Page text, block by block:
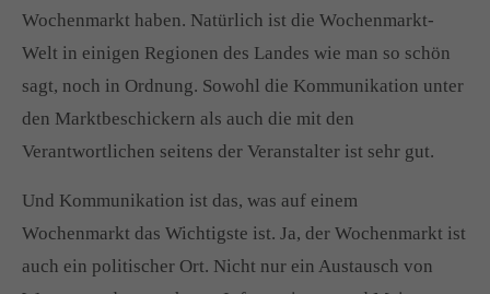
Wochenmarkt haben. Natürlich ist die Wochenmarkt-
Welt in einigen Regionen des Landes wie man so schön
sagt, noch in Ordnung. Sowohl die Kommunikation unter
den Marktbeschickern als auch die mit den
Verantwortlichen seitens der Veranstalter ist sehr gut.
Und Kommunikation ist das, was auf einem
Wochenmarkt das Wichtigste ist. Ja, der Wochenmarkt ist
auch ein politischer Ort. Nicht nur ein Austausch von